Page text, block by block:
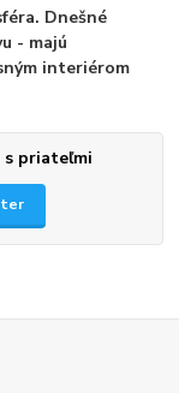
Dnešné
- majú
interiérom
s priateľmi